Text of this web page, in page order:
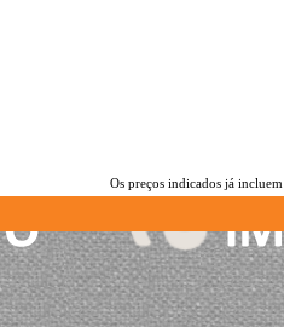
Os preços indicados já